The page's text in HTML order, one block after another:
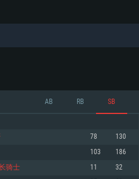
REQUISE
AB RB SB
78 130
103 186
骑士 11 32